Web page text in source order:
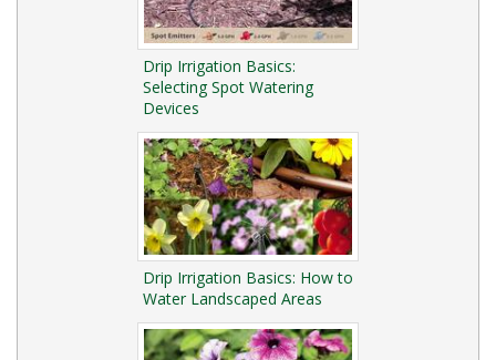
Drip Irrigation Basics:
Selecting Spot Watering
Devices
Drip Irrigation Basics: How to
Water Landscaped Areas